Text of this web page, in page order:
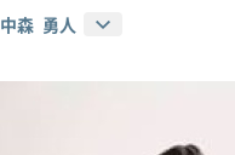
中森 勇人